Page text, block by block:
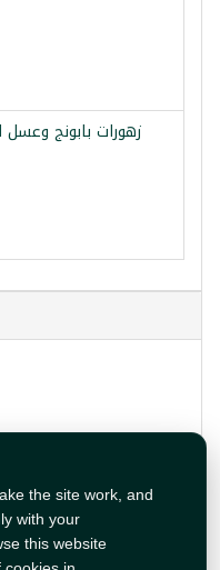
the site work, and
with your
this website
زهورات بابونج وعسل